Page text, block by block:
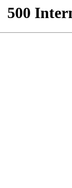
500